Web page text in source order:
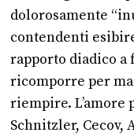
dolorosamente
contendenti
rapporto diadico a
ricomporre per
riempire. L’amore
Schnitzler, Cecov,